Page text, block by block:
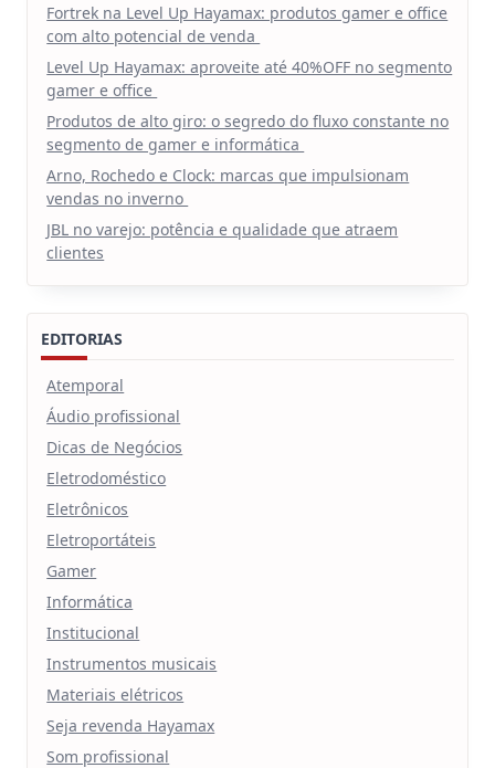
Fortrek na Level Up Hayamax: produtos gamer e office
com alto potencial de venda
Level Up Hayamax: aproveite até 40%OFF no segmento
gamer e office
Produtos de alto giro: o segredo do fluxo constante no
segmento de gamer e informática
Arno, Rochedo e Clock: marcas que impulsionam
vendas no inverno
JBL no varejo: potência e qualidade que atraem
clientes
EDITORIAS
Atemporal
Áudio profissional
Dicas de Negócios
Eletrodoméstico
Eletrônicos
Eletroportáteis
Gamer
Informática
Institucional
Instrumentos musicais
Materiais elétricos
Seja revenda Hayamax
Som profissional